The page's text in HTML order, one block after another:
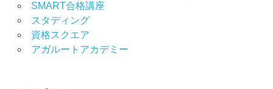
SMART合格講座
スタディング
資格スクエア
アガルートアカデミー